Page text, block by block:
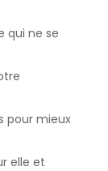
qui ne se
pour mieux
elle et